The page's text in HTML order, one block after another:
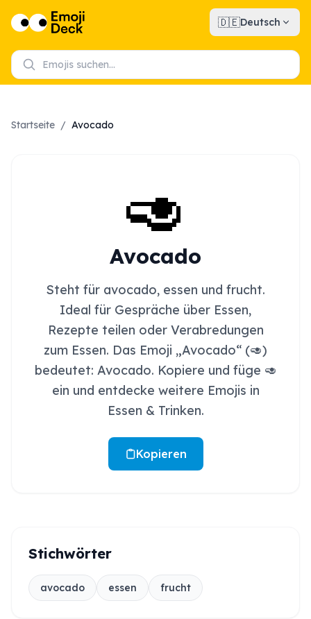
🇩🇪Deutsch
Startseite / Avocado
🥑
Avocado
Steht für avocado, essen und frucht.
Ideal für Gespräche über Essen,
Rezepte teilen oder Verabredungen
zum Essen. Das Emoji „Avocado“ (🥑)
bedeutet: Avocado. Kopiere und füge 🥑
ein und entdecke weitere Emojis in
Essen & Trinken.
Kopieren
Stichwörter
avocado essen frucht